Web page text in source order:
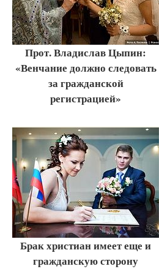
Прот. Владислав Цыпин:
«Венчание должно следовать
за гражданской
регистрацией»
Брак христиан имеет еще и
гражданскую сторону